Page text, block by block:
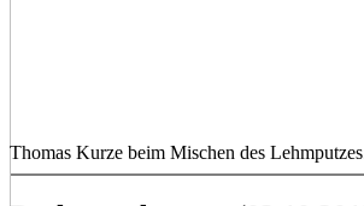
Thomas Kurze beim Mischen des